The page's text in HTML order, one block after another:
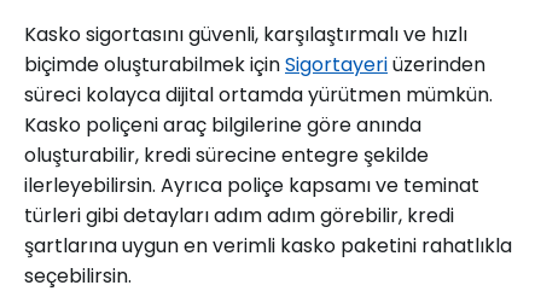
Kasko sigortasını güvenli, karşılaştırmalı ve hızlı
biçimde oluşturabilmek içinSigortayeriüzerinden
süreci kolayca dijital ortamda yürütmen mümkün.
Kasko poliçeni araç bilgilerine göre anında
oluşturabilir, kredi sürecine entegre şekilde
ilerleyebilirsin. Ayrıca poliçe kapsamı ve teminat
türleri gibi detayları adım adım görebilir, kredi
şartlarına uygun en verimli kasko paketini rahatlıkla
seçebilirsin.